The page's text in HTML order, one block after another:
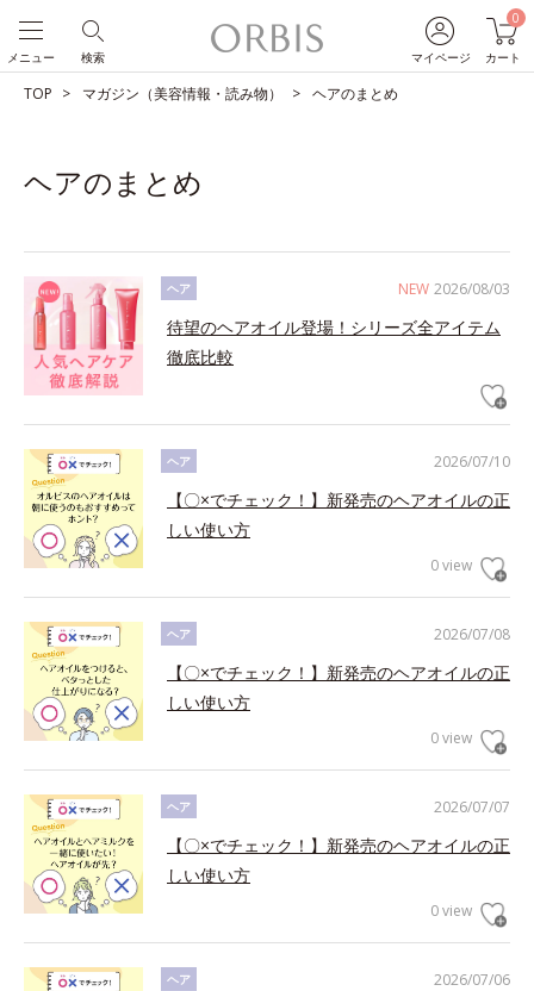
マイページ
0
カート
検索
メニュー
TOP マガジン（美容情報・読み物） ヘアのまとめ
ヘアのまとめ
NEW 2026/08/03
ヘア
待望のヘアオイル登場！シリーズ全アイテム
徹底比較
2026/07/10
ヘア
【〇×でチェック！】新発売のヘアオイルの正
しい使い方
0 view
2026/07/08
ヘア
【〇×でチェック！】新発売のヘアオイルの正
しい使い方
0 view
2026/07/07
ヘア
【〇×でチェック！】新発売のヘアオイルの正
しい使い方
0 view
2026/07/06
ヘア